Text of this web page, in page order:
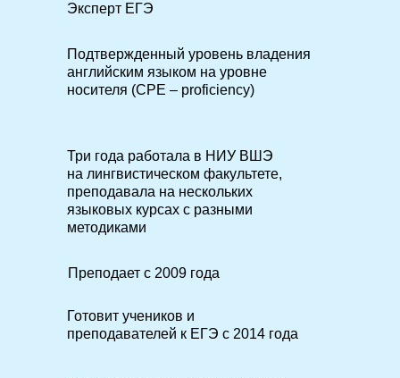
Эксперт ЕГЭ
Подтвержденный уровень владения
английским языком на уровне
носителя (CPE – proficiency)
Преподает с 2009 года
Готовит учеников и
преподавателей к ЕГЭ с 2014 года
Три года работала в НИУ ВШЭ
на лингвистическом факультете,
преподавала на нескольких
языковых курсах с разными
методиками